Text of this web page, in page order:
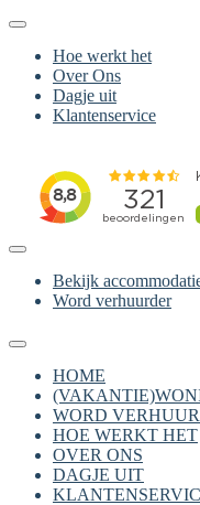
Hoe werkt het
Over Ons
Dagje uit
Klantenservice
Bekijk
Word verhuurder
HOME
WORD
HOE WERKT HET
OVER ONS
DAGJE UIT